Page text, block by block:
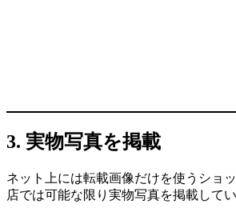
3. 実物写真を掲載
ネット上には転載画像だけを使うショ
店では可能な限り実物写真を掲載してい